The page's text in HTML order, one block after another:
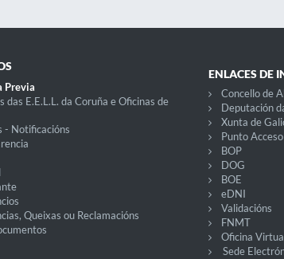
Previa
das E.E.L.L. da Coruña e Oficinas de
- Notificacións
Queixas ou Reclamacións
ENLACES DE
Concello de
Deputación
Xunta de
Punto
BOP
DOG
BOE
eDNI
Validacións
FNMT
Oficina
Sede